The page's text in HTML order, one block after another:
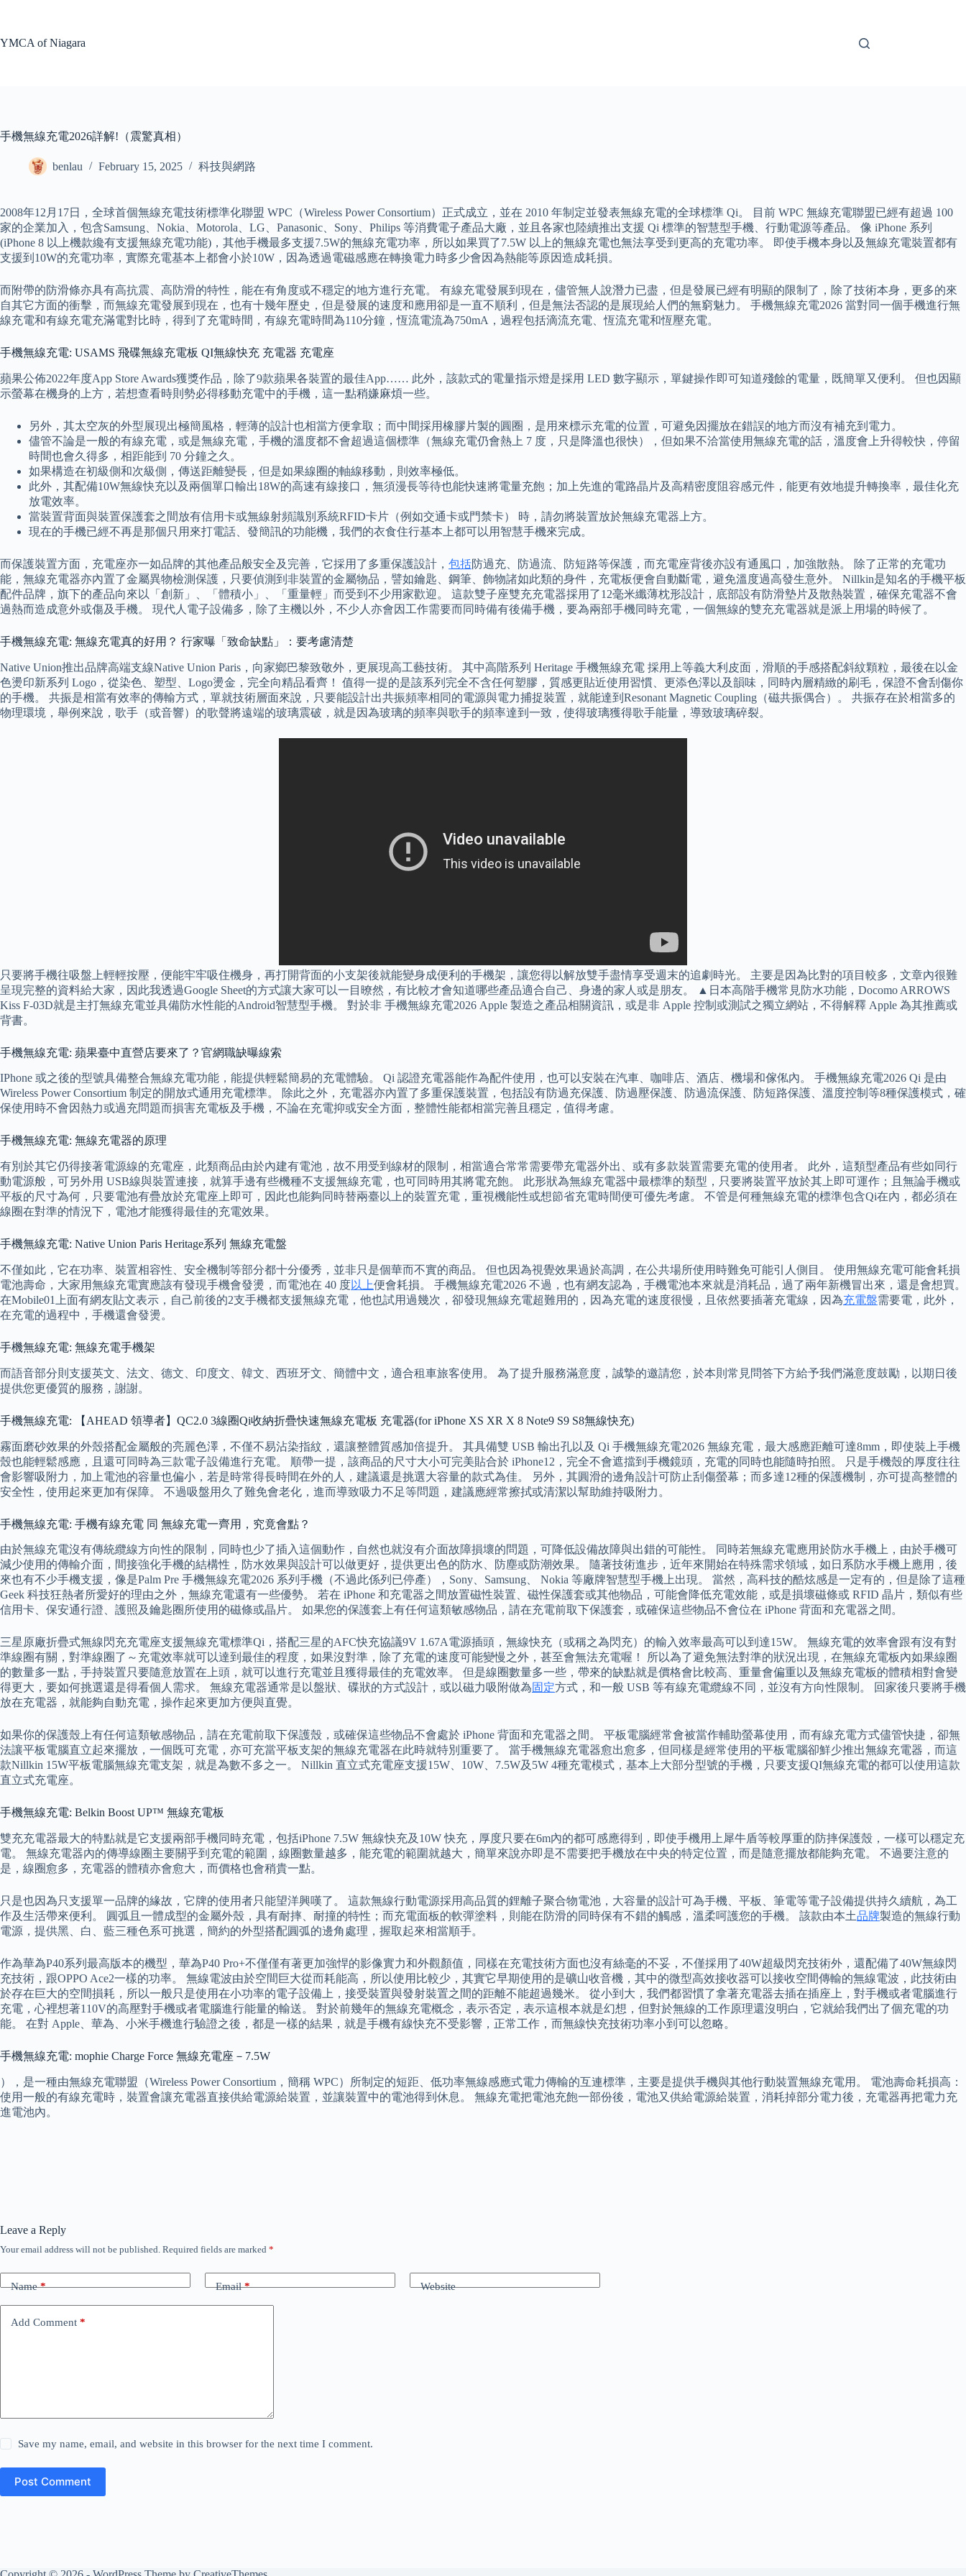
YMCA of Niagara
手機無線充電2026詳解!（震驚真相）
benlau February 15, 2025 科技與網路
2008年12月17日，全球首個無線充電技術標準化聯盟 WPC（Wireless Power Consortium）正式成立，並在 2010 年制定並發表無線充電的全球標準 Qi。 目前 WPC 無線充電聯盟已經有超過 100
家的企業加入，包含Samsung、Nokia、Motorola、LG、Panasonic、Sony、Philips 等消費電子產品大廠，並且各家也陸續推出支援 Qi 標準的智慧型手機、行動電源等產品。 像 iPhone 系列
(iPhone 8 以上機款纔有支援無線充電功能)，其他手機最多支援7.5W的無線充電功率，所以如果買了7.5W 以上的無線充電也無法享受到更高的充電功率。 即使手機本身以及無線充電裝置都有
支援到10W的充電功率，實際充電基本上都會小於10W，因為透過電磁感應在轉換電力時多少會因為熱能等原因造成耗損。
而附帶的防滑條亦具有高抗震、高防滑的特性，能在有角度或不穩定的地方進行充電。 有線充電發展到現在，儘管無人說潛力已盡，但是發展已經有明顯的限制了，除了技術本身，更多的來
自其它方面的衝擊，而無線充電發展到現在，也有十幾年歷史，但是發展的速度和應用卻是一直不順利，但是無法否認的是展現給人們的無窮魅力。 手機無線充電2026 當對同一個手機進行無
線充電和有線充電充滿電對比時，得到了充電時間，有線充電時間為110分鐘，恆流電流為750mA，過程包括滴流充電、恆流充電和恆壓充電。
手機無線充電: USAMS 飛碟無線充電板 QI無線快充 充電器 充電座
蘋果公佈2022年度App Store Awards獲獎作品，除了9款蘋果各裝置的最佳App…… 此外，該款式的電量指示燈是採用 LED 數字顯示，單鍵操作即可知道殘餘的電量，既簡單又便利。 但也因顯
示螢幕在機身的上方，若想查看時則勢必得移動充電中的手機，這一點稍嫌麻煩一些。
另外，其太空灰的外型展現出極簡風格，輕薄的設計也相當方便拿取；而中間採用橡膠片製的圓圈，是用來標示充電的位置，可避免因擺放在錯誤的地方而沒有補充到電力。
儘管不論是一般的有線充電，或是無線充電，手機的溫度都不會超過這個標準（無線充電仍會熱上 7 度，只是降溫也很快），但如果不洽當使用無線充電的話，溫度會上升得較快，停留
時間也會久得多，相距能到 70 分鐘之久。
如果構造在初級側和次級側，傳送距離變長，但是如果線圈的軸線移動，則效率極低。
此外，其配備10W無線快充以及兩個單口輸出18W的高速有線接口，無須漫長等待也能快速將電量充飽；加上先進的電路晶片及高精密度阻容感元件，能更有效地提升轉換率，最佳化充
放電效率。
當裝置背面與裝置保護套之間放有信用卡或無線射頻識別系統RFID卡片（例如交通卡或門禁卡） 時，請勿將裝置放於無線充電器上方。
現在的手機已經不再是那個只用來打電話、發簡訊的功能機，我們的衣食住行基本上都可以用智慧手機來完成。
而保護裝置方面，充電座亦一如品牌的其他產品般安全及完善，它採用了多重保護設計， 包括防過充、防過流、防短路等保護，而充電座背後亦設有通風口，加強散熱。 除了正常的充電功
能，無線充電器亦內置了金屬異物檢測保護，只要偵測到非裝置的金屬物品，譬如鑰匙、鋼筆、飾物諸如此類的身件，充電板便會自動斷電，避免溫度過高發生意外。 Nillkin是知名的手機平板
配件品牌，旗下的產品向來以「創新」、「體積小」、「重量輕」而受到不少用家歡迎。 這款雙子座雙充充電器採用了12毫米纖薄枕形設計，底部設有防滑墊片及散熱裝置，確保充電器不會
過熱而造成意外或傷及手機。 現代人電子設備多，除了主機以外，不少人亦會因工作需要而同時備有後備手機，要為兩部手機同時充電，一個無線的雙充充電器就是派上用場的時候了。
手機無線充電: 無線充電真的好用？ 行家曝「致命缺點」：要考慮清楚
Native Union推出品牌高端支線Native Union Paris，向家鄉巴黎致敬外，更展現高工藝技術。 其中高階系列 Heritage 手機無線充電 採用上等義大利皮面，滑順的手感搭配斜紋顆粒，最後在以金
色燙印新系列 Logo，從染色、塑型、Logo燙金，完全向精品看齊！ 值得一提的是該系列完全不含任何塑膠，質感更貼近使用習慣、更添色澤以及韻味，同時內層精緻的刷毛，保證不會刮傷你
的手機。 共振是相當有效率的傳輸方式，單就技術層面來說，只要能設計出共振頻率相同的電源與電力捕捉裝置，就能達到Resonant Magnetic Coupling（磁共振偶合）。 共振存在於相當多的
物理環境，舉例來說，歌手（或音響）的歌聲將遠端的玻璃震破，就是因為玻璃的頻率與歌手的頻率達到一致，使得玻璃獲得歌手能量，導致玻璃碎裂。
只要將手機往吸盤上輕輕按壓，便能牢牢吸住機身，再打開背面的小支架後就能變身成便利的手機架，讓您得以解放雙手盡情享受週末的追劇時光。 主要是因為比對的項目較多，文章內很難
呈現完整的資料給大家，因此我透過Google Sheet的方式讓大家可以一目暸然，有比較才會知道哪些產品適合自己、身邊的家人或是朋友。 ▲日本高階手機常見防水功能，Docomo ARROWS
Kiss F-03D就是主打無線充電並具備防水性能的Android智慧型手機。 對於非 手機無線充電2026 Apple 製造之產品相關資訊，或是非 Apple 控制或測試之獨立網站，不得解釋 Apple 為其推薦或
背書。
手機無線充電: 蘋果臺中直營店要來了？官網職缺曝線索
IPhone 或之後的型號具備整合無線充電功能，能提供輕鬆簡易的充電體驗。 Qi 認證充電器能作為配件使用，也可以安裝在汽車、咖啡店、酒店、機場和傢俬內。 手機無線充電2026 Qi 是由
Wireless Power Consortium 制定的開放式通用充電標準。 除此之外，充電器亦內置了多重保護裝置，包括設有防過充保護、防過壓保護、防過流保護、防短路保護、溫度控制等8種保護模式，確
保使用時不會因熱力或過充問題而損害充電板及手機，不論在充電抑或安全方面，整體性能都相當完善且穩定，值得考慮。
手機無線充電: 無線充電器的原理
有別於其它仍得接著電源線的充電座，此類商品由於內建有電池，故不用受到線材的限制，相當適合常常需要帶充電器外出、或有多款裝置需要充電的使用者。 此外，這類型產品有些如同行
動電源般，可另外用 USB線與裝置連接，就算手邊有些機種不支援無線充電，也可同時用其將電充飽。 此形狀為無線充電器中最標準的類型，只要將裝置平放於其上即可運作；且無論手機或
平板的尺寸為何，只要電池有疊放於充電座上即可，因此也能夠同時替兩臺以上的裝置充電，重視機能性或想節省充電時間便可優先考慮。 不管是何種無線充電的標準包含Qi在內，都必須在
線圈在對準的情況下，電池才能獲得最佳的充電效果。
手機無線充電: Native Union Paris Heritage系列 無線充電盤
不僅如此，它在功率、裝置相容性、安全機制等部分都十分優秀，並非只是個華而不實的商品。 但也因為視覺效果過於高調，在公共場所使用時難免可能引人側目。 使用無線充電可能會耗損
電池壽命，大家用無線充電實應該有發現手機會發燙，而電池在 40 度以上便會耗損。 手機無線充電2026 不過，也有網友認為，手機電池本來就是消耗品，過了兩年新機冒出來，還是會想買。
在Mobile01上面有網友貼文表示，自己前後的2支手機都支援無線充電，他也試用過幾次，卻發現無線充電超難用的，因為充電的速度很慢，且依然要插著充電線，因為充電盤需要電，此外，
在充電的過程中，手機還會發燙。
手機無線充電: 無線充電手機架
而語音部分則支援英文、法文、德文、印度文、韓文、西班牙文、簡體中文，適合租車旅客使用。 為了提升服務滿意度，誠摯的邀請您，於本則常見問答下方給予我們滿意度鼓勵，以期日後
提供您更優質的服務，謝謝。
手機無線充電: 【AHEAD 領導者】QC2.0 3線圈Qi收納折疊快速無線充電板 充電器(for iPhone XS XR X 8 Note9 S9 S8無線快充)
霧面磨砂效果的外殼搭配金屬般的亮麗色澤，不僅不易沾染指紋，還讓整體質感加倍提升。 其具備雙 USB 輸出孔以及 Qi 手機無線充電2026 無線充電，最大感應距離可達8mm，即使裝上手機
殼也能輕鬆感應，且還可同時為三款電子設備進行充電。 順帶一提，該商品的尺寸大小可完美貼合於 iPhone12，完全不會遮擋到手機鏡頭，充電的同時也能隨時拍照。 只是手機殼的厚度往往
會影響吸附力，加上電池的容量也偏小，若是時常得長時間在外的人，建議還是挑選大容量的款式為佳。 另外，其圓滑的邊角設計可防止刮傷螢幕；而多達12種的保護機制，亦可提高整體的
安全性，使用起來更加有保障。 不過吸盤用久了難免會老化，進而導致吸力不足等問題，建議應經常擦拭或清潔以幫助維持吸附力。
手機無線充電: 手機有線充電 同 無線充電一齊用，究竟會點？
由於無線充電沒有傳統纜線方向性的限制，同時也少了插入這個動作，自然也就沒有介面故障損壞的問題，可降低設備故障與出錯的可能性。 同時若無線充電應用於防水手機上，由於手機可
減少使用的傳輸介面，間接強化手機的結構性，防水效果與設計可以做更好，提供更出色的防水、防塵或防潮效果。 隨著技術進步，近年來開始在特殊需求領域，如日系防水手機上應用，後
來也有不少手機支援，像是Palm Pre 手機無線充電2026 系列手機（不過此係列已停產），Sony、Samsung、 Nokia 等廠牌智慧型手機上出現。 當然，高科技的酷炫感是一定有的，但是除了這種
Geek 科技狂熱者所愛好的理由之外，無線充電還有一些優勢。 若在 iPhone 和充電器之間放置磁性裝置、磁性保護套或其他物品，可能會降低充電效能，或是損壞磁條或 RFID 晶片，類似有些
信用卡、保安通行證、護照及鑰匙圈所使用的磁條或晶片。 如果您的保護套上有任何這類敏感物品，請在充電前取下保護套，或確保這些物品不會位在 iPhone 背面和充電器之間。
三星原廠折疊式無線閃充充電座支援無線充電標準Qi，搭配三星的AFC快充協議9V 1.67A電源插頭，無線快充（或稱之為閃充）的輸入效率最高可以到達15W。 無線充電的效率會跟有沒有對
準線圈有關，對準線圈了～充電效率就可以達到最佳的程度，如果沒對準，除了充電的速度可能變慢之外，甚至會無法充電喔！ 所以為了避免無法對準的狀況出現，在無線充電板內如果線圈
的數量多一點，手持裝置只要隨意放置在上頭，就可以進行充電並且獲得最佳的充電效率。 但是線圈數量多一些，帶來的缺點就是價格會比較高、重量會偏重以及無線充電板的體積相對會變
得更大，要如何挑選還是得看個人需求。 無線充電器通常是以盤狀、碟狀的方式設計，或以磁力吸附做為固定方式，和一般 USB 等有線充電纜線不同，並沒有方向性限制。 回家後只要將手機
放在充電器，就能夠自動充電，操作起來更加方便與直覺。
如果你的保護殼上有任何這類敏感物品，請在充電前取下保護殼，或確保這些物品不會處於 iPhone 背面和充電器之間。 平板電腦經常會被當作輔助螢幕使用，而有線充電方式儘管快捷，卻無
法讓平板電腦直立起來擺放，一個既可充電，亦可充當平板支架的無線充電器在此時就特別重要了。 當手機無線充電器愈出愈多，但同樣是經常使用的平板電腦卻鮮少推出無線充電器，而這
款Nillkin 15W平板電腦無線充電支架，就是為數不多之一。 Nillkin 直立式充電座支援15W、10W、7.5W及5W 4種充電模式，基本上大部分型號的手機，只要支援QI無線充電的都可以使用這款
直立式充電座。
手機無線充電: Belkin Boost UP™ 無線充電板
雙充充電器最大的特點就是它支援兩部手機同時充電，包括iPhone 7.5W 無線快充及10W 快充，厚度只要在6m內的都可感應得到，即使手機用上犀牛盾等較厚重的防摔保護殼，一樣可以穩定充
電。 無線充電器內的傳導線圈主要關乎到充電的範圍，線圈數量越多，能充電的範圍就越大，簡單來說亦即是不需要把手機放在中央的特定位置，而是隨意擺放都能夠充電。 不過要注意的
是，線圈愈多，充電器的體積亦會愈大，而價格也會稍貴一點。
只是也因為只支援單一品牌的緣故，它牌的使用者只能望洋興嘆了。 這款無線行動電源採用高品質的鋰離子聚合物電池，大容量的設計可為手機、平板、筆電等電子設備提供持久續航，為工
作及生活帶來便利。 圓弧且一體成型的金屬外殼，具有耐摔、耐撞的特性；而充電面板的軟彈塗料，則能在防滑的同時保有不錯的觸感，溫柔呵護您的手機。 該款由本土品牌製造的無線行動
電源，提供黑、白、藍三種色系可挑選，簡約的外型搭配圓弧的邊角處理，握取起來相當順手。
作為華為P40系列最高版本的機型，華為P40 Pro+不僅僅有著更加強悍的影像實力和外觀顏值，同樣在充電技術方面也沒有絲毫的不妥，不僅採用了40W超級閃充技術外，還配備了40W無線閃
充技術，跟OPPO Ace2一樣的功率。 無線電波由於空間巨大從而耗能高，所以使用比較少，其實它早期使用的是礦山收音機，其中的微型高效接收器可以接收空間傳輸的無線電波，此技術由
於存在巨大的空間損耗，所以一般只是使用在小功率的電子設備上，接受裝置與發射裝置之間的距離不能超過幾米。 從小到大，我們都習慣了拿著充電器去插在插座上，對手機或者電腦進行
充電，心裡想著110V的高壓對手機或者電腦進行能量的輸送。 對於前幾年的無線充電概念，表示否定，表示這根本就是幻想，但對於無線的工作原理還沒明白，它就給我們出了個充電的功
能。 在對 Apple、華為、小米手機進行驗證之後，都是一樣的結果，就是手機有線快充不受影響，正常工作，而無線快充技術功率小到可以忽略。
手機無線充電: mophie Charge Force 無線充電座－7.5W
），是一種由無線充電聯盟（Wireless Power Consortium，簡稱 WPC）所制定的短距、低功率無線感應式電力傳輸的互連標準，主要是提供手機與其他行動裝置無線充電用。 電池壽命耗損高：
使用一般的有線充電時，裝置會讓充電器直接供給電源給裝置，並讓裝置中的電池得到休息。 無線充電把電池充飽一部份後，電池又供給電源給裝置，消耗掉部分電力後，充電器再把電力充
進電池內。
Leave a Reply
Your email address will not be published. Required fields are marked *
Name* Email* Website
Add Comment *
Save my name, email, and website in this browser for the next time I comment.
Post Comment